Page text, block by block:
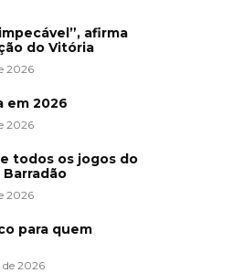
afirma
do Vitória
2026
em 2026
2026
todos os jogos do
2026
para quem
de 2026